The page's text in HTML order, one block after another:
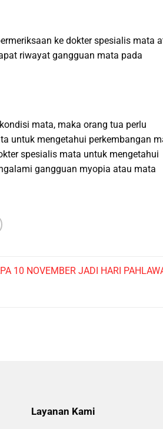
ke dokter spesialis mata
riwayat gangguan mata pada
mata, maka orang tua perlu
untuk mengetahui perkembangan
spesialis mata untuk mengetahui
gangguan myopia atau mata
10 NOVEMBER JADI HARI
Layanan Kami